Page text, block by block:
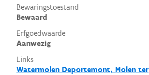
Bewaringstoestand
Bewaard
Erfgoedwaarde
Aanwezig
Links
Watermolen Deportemont, Molen ter